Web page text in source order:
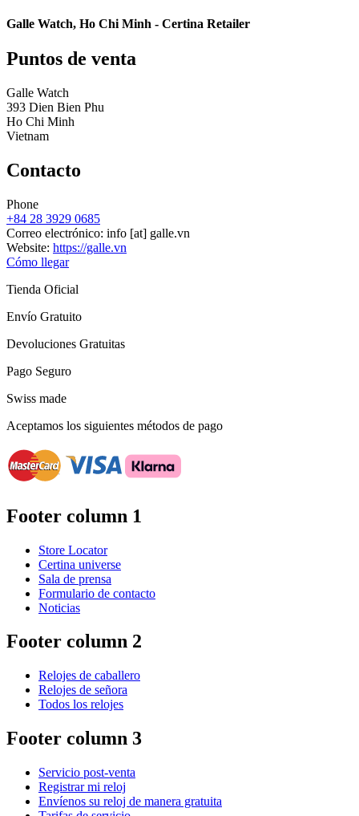
Galle Watch, Ho Chi Minh - Certina Retailer
Puntos de venta
Galle Watch
393 Dien Bien Phu
Ho Chi Minh
Vietnam
Contacto
Phone
+84 28 3929 0685
Correo electrónico: info [at] galle.vn
Website: https://galle.vn
Cómo llegar
Tienda Oficial
Envío Gratuito
Devoluciones Gratuitas
Pago Seguro
Swiss made
Aceptamos los siguientes métodos de pago
Footer column 1
Store Locator
Certina universe
Sala de prensa
Formulario de contacto
Noticias
Footer column 2
Relojes de caballero
Relojes de señora
Todos los relojes
Footer column 3
Servicio post-venta
Registrar mi reloj
Envíenos su reloj de manera gratuita